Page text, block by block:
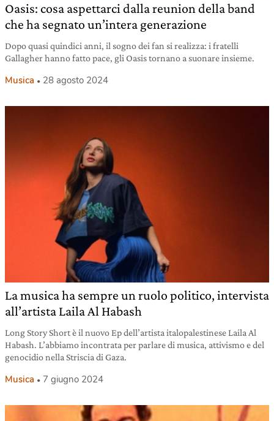
Oasis: cosa aspettarci dalla reunion della band
che ha segnato un’intera generazione
Dopo quasi quindici anni, il sogno dei fan si realizza: i fratelli
Gallagher hanno fatto pace, gli Oasis tornano a suonare insieme.
Musica 28 agosto 2024
La musica ha sempre un ruolo politico, intervista
all’artista Laila Al Habash
Long Story Short è il nuovo Ep dell’artista italopalestinese Laila Al
Habash. L’abbiamo incontrata per parlare di musica, attivismo e del
genocidio nella Striscia di Gaza.
Musica 7 giugno 2024